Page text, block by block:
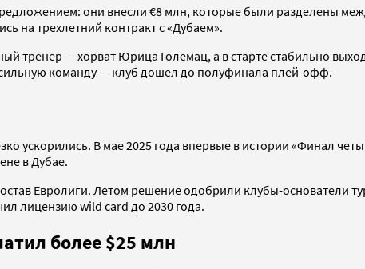
они внесли €8 млн, которые были разделены
на трехлетний контракт с «Дубаем».
тренер — хорват Юрица Големац, а в старте стабильно
сильную команду — клуб дошел до полуфинала плей-офф.
ускорились. В мае 2025 года впервые в истории «Финал
в Дубае.
Евролиги. Летом решение одобрили клубы-основатели
лицензию wild card до 2030 года.
более $25 млн